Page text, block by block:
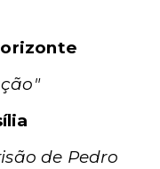
de Pedro